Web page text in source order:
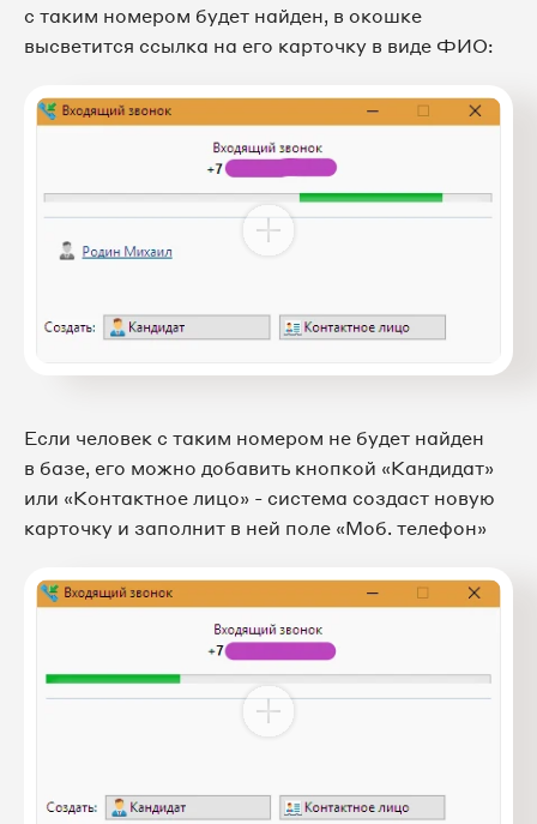
с таким номером будет найден, в окошке
высветится ссылка на его карточку в виде ФИО:
Если человек с таким номером не будет найден
в базе, его можно добавить кнопкой «Кандидат»
или «Контактное лицо» - система создаст новую
карточку и заполнит в ней поле «Моб. телефон»